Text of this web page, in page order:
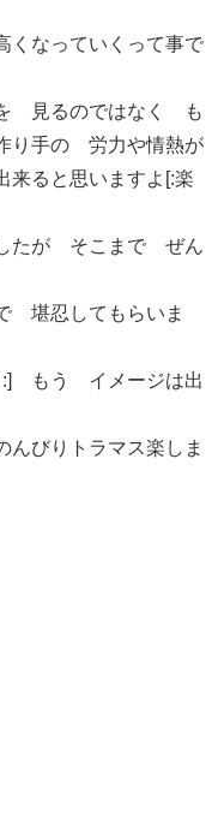
なっていくって事で
見るのではなく も
り手の 労力や情熱が
ると思いますよ[:楽
たが そこまで ぜん
堪忍してもらいま
:] もう イメージは出
びりトラマス楽しま